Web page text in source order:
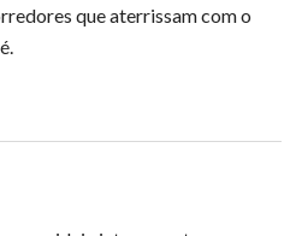
que aterrissam com o